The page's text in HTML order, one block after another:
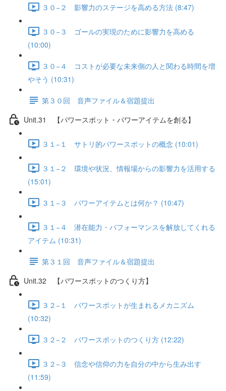
３０−２ 影響力のステージを高める方法 (8:47)
３０−３ ゴールの実現のために影響力を高める
(10:00)
３０−４ コストが必要な未来側の人と関わる時間を増
やそう (10:31)
第３０回 音声ファイル＆宿題提出
Unit.31 【パワースポット・パワーアイテムを創る】
３１−１ サトリ的パワースポットの概念 (10:01)
３１−２ 環境や状況、情報場からの影響力を活用する
(15:01)
３１−３ パワーアイテムとは何か？ (10:47)
３１−４ 潜在能力・パフォーマンスを解放してくれる
アイテム (10:31)
第３１回 音声ファイル＆宿題提出
Unit.32 【パワースポットのつくり方】
３２−１ パワースポットが生まれるメカニズム
(10:32)
３２−２ パワースポットのつくり方 (12:22)
３２−３ 信念や信仰の力を自分の中から生み出す
(11:59)